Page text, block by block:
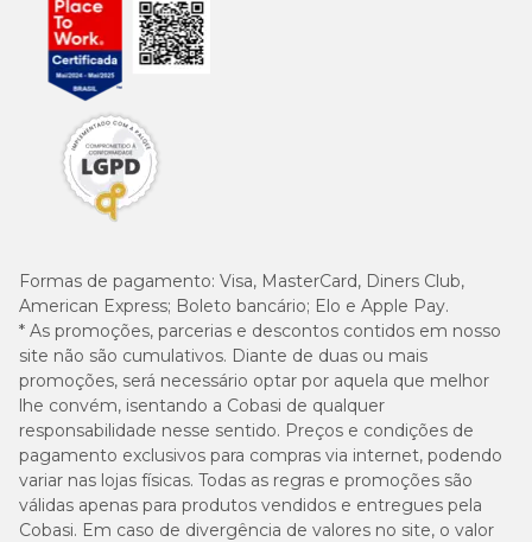
Formas de pagamento: Visa, MasterCard, Diners Club,
American Express; Boleto bancário; Elo e Apple Pay.
* As promoções, parcerias e descontos contidos em nosso
site não são cumulativos. Diante de duas ou mais
promoções, será necessário optar por aquela que melhor
lhe convém, isentando a Cobasi de qualquer
responsabilidade nesse sentido. Preços e condições de
pagamento exclusivos para compras via internet, podendo
variar nas lojas físicas. Todas as regras e promoções são
válidas apenas para produtos vendidos e entregues pela
Cobasi. Em caso de divergência de valores no site, o valor